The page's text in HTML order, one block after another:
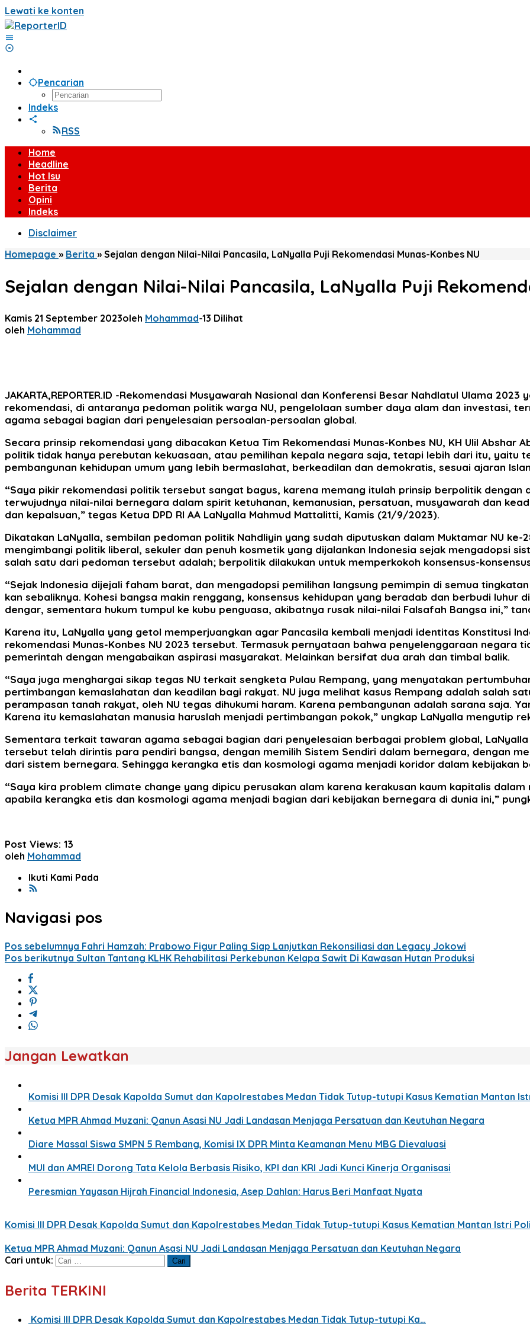
Lewati ke konten
Pencarian
Indeks
RSS
Home
Headline
Hot Isu
Berita
Opini
Indeks
Disclaimer
Homepage » Berita » Sejalan dengan Nilai-Nilai Pancasila, LaNyalla Puji Rekomendasi Munas-Konbes NU
Sejalan dengan Nilai-Nilai Pancasila, LaNyalla Puji
Kamis 21 September 2023oleh Mohammad-13 Dilihat
oleh Mohammad
JAKARTA,REPORTER.ID -Rekomendasi Musyawarah Nasional dan Konferensi Besar Nahdlatul Ulama 2023
rekomendasi, di antaranya pedoman politik warga NU, pengelolaan sumber daya alam dan investasi,
agama sebagai bagian dari penyelesaian persoalan-persoalan global.
Secara prinsip rekomendasi yang dibacakan Ketua Tim Rekomendasi Munas-Konbes NU, KH Ulil Abshar
politik tidak hanya perebutan kekuasaan, atau pemilihan kepala negara saja, tetapi lebih dari itu, yaitu
pembangunan kehidupan umum yang lebih bermaslahat, berkeadilan dan demokratis, sesuai ajaran
“Saya pikir rekomendasi politik tersebut sangat bagus, karena memang itulah prinsip berpolitik dengan
terwujudnya nilai-nilai bernegara dalam spirit ketuhanan, kemanusian, persatuan, musyawarah dan
dan kepalsuan,” tegas Ketua DPD RI AA LaNyalla Mahmud Mattalitti, Kamis (21/9/2023).
Dikatakan LaNyalla, sembilan pedoman politik Nahdliyin yang sudah diputuskan dalam Muktamar NU
mengimbangi politik liberal, sekuler dan penuh kosmetik yang dijalankan Indonesia sejak mengadopsi
salah satu dari pedoman tersebut adalah; berpolitik dilakukan untuk memperkokoh konsensus-
“Sejak Indonesia dijejali faham barat, dan mengadopsi pemilihan langsung pemimpin di semua
kan sebaliknya. Kohesi bangsa makin renggang, konsensus kehidupan yang beradab dan berbudi luhur
dengar, sementara hukum tumpul ke kubu penguasa, akibatnya rusak nilai-nilai Falsafah Bangsa ini,”
Karena itu, LaNyalla yang getol memperjuangkan agar Pancasila kembali menjadi identitas Konstitusi
rekomendasi Munas-Konbes NU 2023 tersebut. Termasuk pernyataan bahwa penyelenggaraan negara
pemerintah dengan mengabaikan aspirasi masyarakat. Melainkan bersifat dua arah dan timbal balik.
“Saya juga menghargai sikap tegas NU terkait sengketa Pulau Rempang, yang menyatakan
pertimbangan kemaslahatan dan keadilan bagi rakyat. NU juga melihat kasus Rempang adalah salah
perampasan tanah rakyat, oleh NU tegas dihukumi haram. Karena pembangunan adalah sarana saja.
Karena itu kemaslahatan manusia haruslah menjadi pertimbangan pokok,” ungkap LaNyalla mengutip
Sementara terkait tawaran agama sebagai bagian dari penyelesaian berbagai problem global,
tersebut telah dirintis para pendiri bangsa, dengan memilih Sistem Sendiri dalam bernegara, dengan
dari sistem bernegara. Sehingga kerangka etis dan kosmologi agama menjadi koridor dalam kebijakan
“Saya kira problem climate change yang dipicu perusakan alam karena kerakusan kaum kapitalis
apabila kerangka etis dan kosmologi agama menjadi bagian dari kebijakan bernegara di dunia ini,”
Post Views: 13
oleh Mohammad
Ikuti Kami Pada
Navigasi pos
Pos sebelumnya Fahri Hamzah: Prabowo Figur Paling Siap Lanjutkan Rekonsiliasi dan Legacy Jokowi
Pos berikutnya Sultan Tantang KLHK Rehabilitasi Perkebunan Kelapa Sawit Di Kawasan Hutan Produksi
Jangan Lewatkan
Komisi III DPR Desak Kapolda Sumut dan Kapolrestabes Medan Tidak Tutup-tutupi Kasus Kematian Mantan
Ketua MPR Ahmad Muzani: Qanun Asasi NU Jadi Landasan Menjaga Persatuan dan Keutuhan Negara
Diare Massal Siswa SMPN 5 Rembang, Komisi IX DPR Minta Keamanan Menu MBG Dievaluasi
MUI dan AMREI Dorong Tata Kelola Berbasis Risiko, KPI dan KRI Jadi Kunci Kinerja Organisasi
Peresmian Yayasan Hijrah Financial Indonesia, Asep Dahlan: Harus Beri Manfaat Nyata
Komisi III DPR Desak Kapolda Sumut dan Kapolrestabes Medan Tidak Tutup-tutupi Kasus Kematian Mantan Istri
Ketua MPR Ahmad Muzani: Qanun Asasi NU Jadi Landasan Menjaga Persatuan dan Keutuhan Negara
Cari untuk:
Berita TERKINI
Komisi III DPR Desak Kapolda Sumut dan Kapolrestabes Medan Tidak Tutup-tutupi Ka…